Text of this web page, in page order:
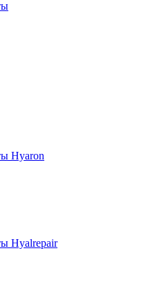
Hyaron
Hyalrepair